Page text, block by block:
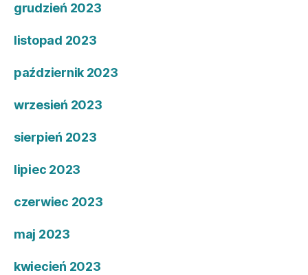
grudzień 2023
listopad 2023
październik 2023
wrzesień 2023
sierpień 2023
lipiec 2023
czerwiec 2023
maj 2023
kwiecień 2023